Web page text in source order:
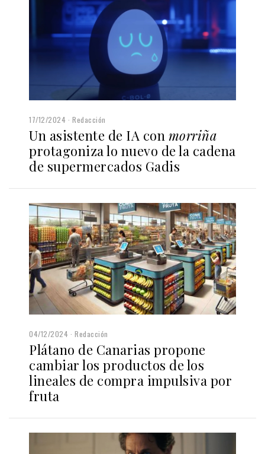
17/12/2024 Redacción
Un asistente de IA con morriña
protagoniza lo nuevo de la cadena
de supermercados Gadis
04/12/2024 Redacción
Plátano de Canarias propone
cambiar los productos de los
lineales de compra impulsiva por
fruta